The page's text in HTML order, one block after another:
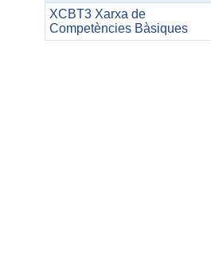
XCBT3 Xarxa de
Competències Bàsiques